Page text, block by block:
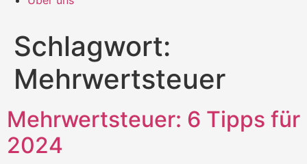
Schlagwort:
Mehrwertsteuer
Mehrwertsteuer: 6 Tipps für
2024